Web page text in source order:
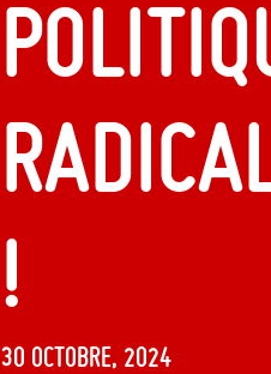
!
30 octobre, 2024